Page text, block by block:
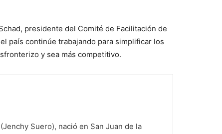
presidente del Comité de Facilitación de
país continúe trabajando para simplificar los
y sea más competitivo.
Suero), nació en San Juan de la